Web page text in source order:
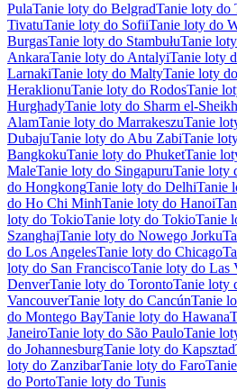
PulaTanie loty do BelgradTanie loty do
TivatuTanie loty do SofiiTanie loty do
BurgasTanie loty do StambułuTanie
AnkaraTanie loty do AntalyiTanie loty
LarnakiTanie loty do MaltyTanie loty
HeraklionuTanie loty do RodosTanie
HurghadyTanie loty do Sharm el-Sheikh
AlamTanie loty do MarrakeszuTanie
DubajuTanie loty do Abu ZabiTanie
BangkokuTanie loty do PhuketTanie
MaleTanie loty do SingapuruTanie loty
do HongkongTanie loty do DelhiTanie
do Ho Chi MinhTanie loty do Hanoi
loty do TokioTanie loty do TokioTanie
SzanghajTanie loty do Nowego Jorku
do Los AngelesTanie loty do Chicago
loty do San FranciscoTanie loty do Las
DenverTanie loty do TorontoTanie loty
VancouverTanie loty do CancúnTanie
do Montego BayTanie loty do Hawana
JaneiroTanie loty do São PauloTanie
do JohannesburgTanie loty do Kapsztad
loty do ZanzibarTanie loty do Faro
do PortoTanie loty do Tunis